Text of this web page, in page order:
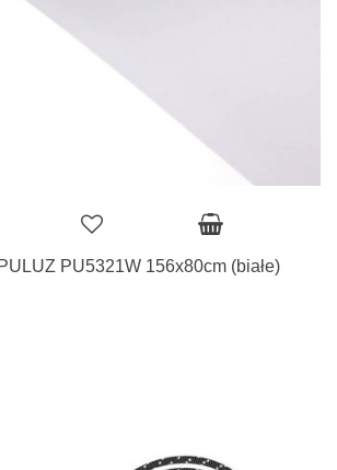
PU5321W 156x80cm (białe)